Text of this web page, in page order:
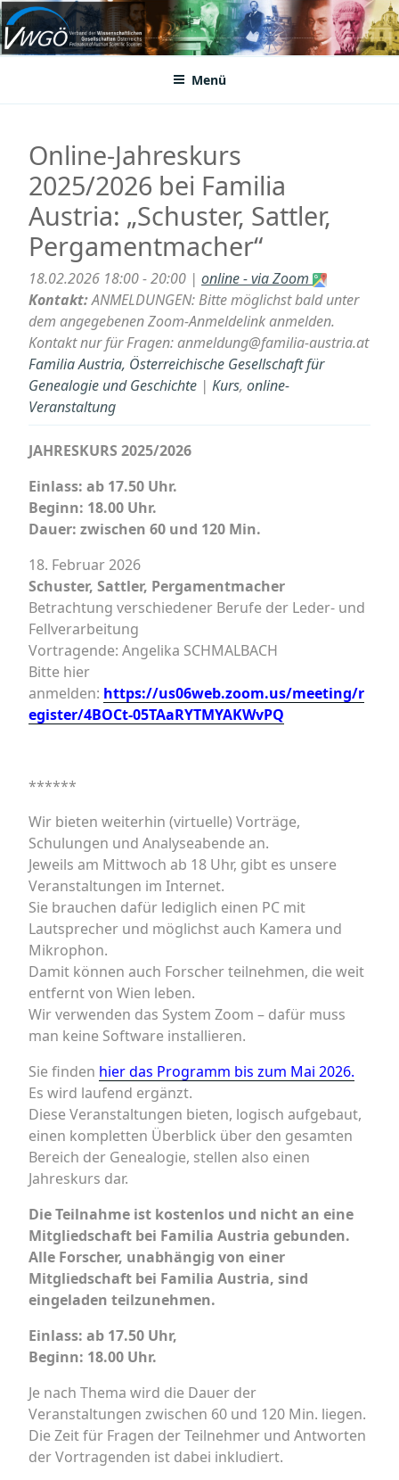
Zum
Inhalt
springenVWGÖ
Federation of Austrian Scientific Societies
Menü
Online-Jahreskurs
2025/2026 bei Familia
Austria: „Schuster, Sattler,
Pergamentmacher“
18.02.2026 18:00 - 20:00 | online - via Zoom
Kontakt:ANMELDUNGEN: Bitte möglichst bald unter
dem angegebenen Zoom-Anmeldelink anmelden.
Kontakt nur für Fragen: anmeldung@familia-austria.at
Familia Austria, Österreichische Gesellschaft für
Genealogie und Geschichte | Kurs, online-
Veranstaltung
JAHRESKURS 2025/2026
Einlass: ab 17.50 Uhr.
Beginn: 18.00 Uhr.
Dauer: zwischen 60 und 120 Min.
18. Februar 2026
Schuster, Sattler, Pergamentmacher
Betrachtung verschiedener Berufe der Leder- und
Fellverarbeitung
Vortragende: Angelika SCHMALBACH
Bitte hier
anmelden: https://us06web.zoom.us/meeting/r
egister/4BOCt-05TAaRYTMYAKWvPQ
******
Wir bieten weiterhin (virtuelle) Vorträge,
Schulungen und Analyseabende an.
Jeweils am Mittwoch ab 18 Uhr, gibt es unsere
Veranstaltungen im Internet.
Sie brauchen dafür lediglich einen PC mit
Lautsprecher und möglichst auch Kamera und
Mikrophon.
Damit können auch Forscher teilnehmen, die weit
entfernt von Wien leben.
Wir verwenden das System Zoom – dafür muss
man keine Software installieren.
Sie finden hier das Programm bis zum Mai 2026.
Es wird laufend ergänzt.
Diese Veranstaltungen bieten, logisch aufgebaut,
einen kompletten Überblick über den gesamten
Bereich der Genealogie, stellen also einen
Jahreskurs dar.
Die Teilnahme ist kostenlos und nicht an eine
Mitgliedschaft bei Familia Austria gebunden.
Alle Forscher, unabhängig von einer
Mitgliedschaft bei Familia Austria, sind
eingeladen teilzunehmen.
Einlass: ab 17.50 Uhr,
Beginn: 18.00 Uhr.
Je nach Thema wird die Dauer der
Veranstaltungen zwischen 60 und 120 Min. liegen.
Die Zeit für Fragen der Teilnehmer und Antworten
der Vortragenden ist dabei inkludiert.